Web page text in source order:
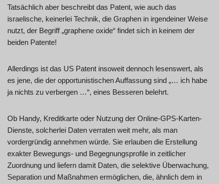
Tatsächlich aber beschreibt das Patent, wie auch das
israelische, keinerlei Technik, die Graphen in irgendeiner Weise
nutzt, der Begriff „graphene oxide“ findet sich in keinem der
beiden Patente!
Allerdings ist das US Patent insoweit dennoch lesenswert, als
es jene, die der opportunistischen Auffassung sind „… ich habe
ja nichts zu verbergen …“, eines Besseren belehrt.
Ob Handy, Kreditkarte oder Nutzung der Online-GPS-Karten-
Dienste, solcherlei Daten verraten weit mehr, als man
vordergründig annehmen würde. Sie erlauben die Erstellung
exakter Bewegungs- und Begegnungsprofile in zeitlicher
Zuordnung und liefern damit Daten, die selektive Überwachung,
Separation und Maßnahmen ermöglichen, die, ähnlich dem in